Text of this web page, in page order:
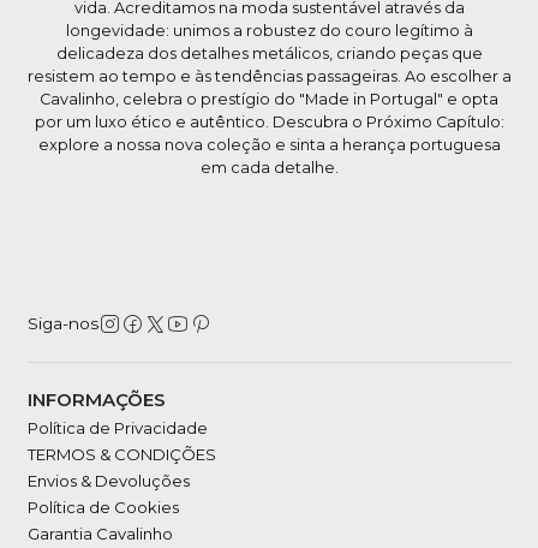
vida. Acreditamos na moda sustentável através da
longevidade: unimos a robustez do couro legítimo à
delicadeza dos detalhes metálicos, criando peças que
resistem ao tempo e às tendências passageiras. Ao escolher a
Cavalinho, celebra o prestígio do "Made in Portugal" e opta
por um luxo ético e autêntico. Descubra o Próximo Capítulo:
explore a nossa nova coleção e sinta a herança portuguesa
em cada detalhe.
Siga-nos
INFORMAÇÕES
Política de Privacidade
TERMOS & CONDIÇÕES
Envios & Devoluções
Política de Cookies
Garantia Cavalinho